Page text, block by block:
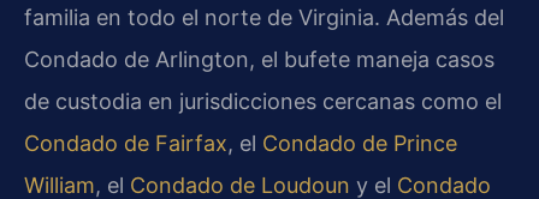
familia en todo el norte de Virginia. Además del
Condado de Arlington, el bufete maneja casos
de custodia en jurisdicciones cercanas como el
Condado de Fairfax, el Condado de Prince
William, el Condado de Loudoun y el Condado